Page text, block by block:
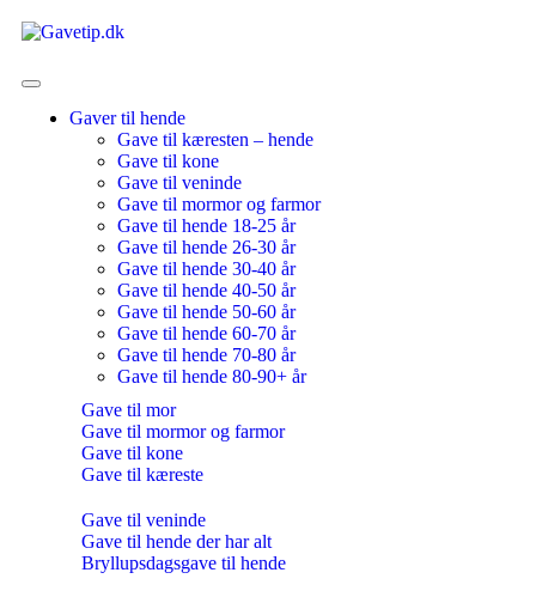
Gaver til hende
Gave til kæresten – hende
Gave til kone
Gave til veninde
Gave til mormor og farmor
Gave til hende 18-25 år
Gave til hende 26-30 år
Gave til hende 30-40 år
Gave til hende 40-50 år
Gave til hende 50-60 år
Gave til hende 60-70 år
Gave til hende 70-80 år
Gave til hende 80-90+ år
Gave til mor
Gave til mormor og farmor
Gave til kone
Gave til kæreste
Gave til veninde
Gave til hende der har alt
Bryllupsdagsgave til hende